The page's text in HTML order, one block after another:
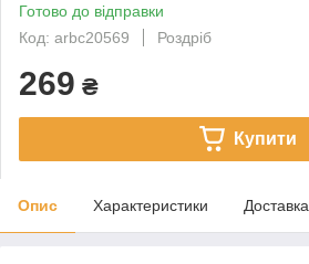
Готово до відправки
Код: arbc20569
Роздріб
269 ₴
Купити
Опис Характеристики Доставка